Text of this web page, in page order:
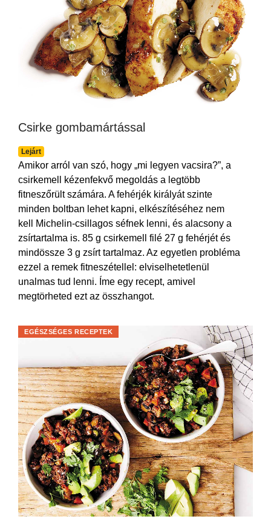
Csirke gombamártással
Lejárt
Amikor arról van szó, hogy „mi legyen vacsira?”, a
csirkemell kézenfekvő megoldás a legtöbb
fitneszőrült számára. A fehérjék királyát szinte
minden boltban lehet kapni, elkészítéséhez nem
kell Michelin-csillagos séfnek lenni, és alacsony a
zsírtartalma is. 85 g csirkemell filé 27 g fehérjét és
mindössze 3 g zsírt tartalmaz. Az egyetlen probléma
ezzel a remek fitneszétellel: elviselhetetlenül
unalmas tud lenni. Íme egy recept, amivel
megtörheted ezt az összhangot.
EGÉSZSÉGES RECEPTEK